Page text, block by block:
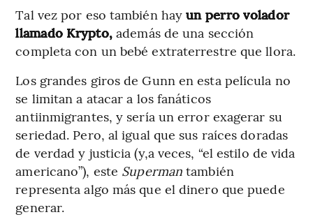
Tal vez por eso también hayun perro volador
llamado Krypto, además de una sección
completa con un bebé extraterrestre que llora.
Los grandes giros de Gunn en esta película no
se limitan a atacar a los fanáticos
antiinmigrantes, y sería un error exagerar su
seriedad. Pero, al igual que sus raíces doradas
de verdad y justicia (y,a veces, “el estilo de vida
americano”), este Supermantambién
representa algo más que el dinero que puede
generar.